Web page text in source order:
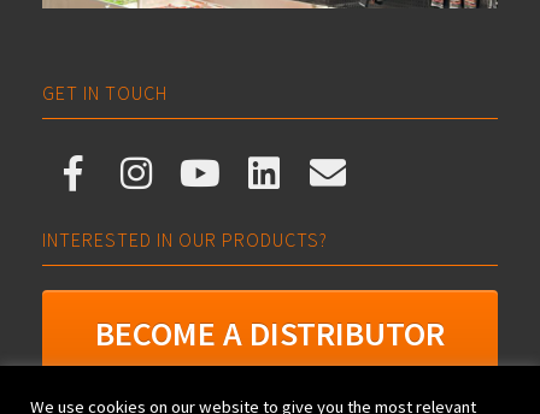
GET IN TOUCH
INTERESTED IN OUR PRODUCTS?
BECOME A DISTRIBUTOR
We use cookies on our website to give you the most relevant